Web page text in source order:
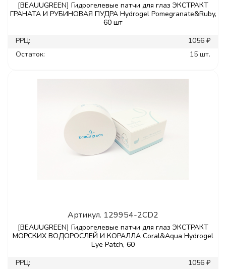
[BEAUUGREEN] Гидрогелевые патчи для глаз ЭКСТРАКТ
ГРАНАТА И РУБИНОВАЯ ПУДРА Hydrogel Pomegranate&Ruby,
60 шт
РРЦ:
1056 ₽
Остаток:
15 шт.
Артикул. 129954-2CD2
[BEAUUGREEN] Гидрогелевые патчи для глаз ЭКСТРАКТ
МОРСКИХ ВОДОРОСЛЕЙ И КОРАЛЛА Coral&Aqua Hydrogel
Eye Patch, 60
РРЦ:
1056 ₽